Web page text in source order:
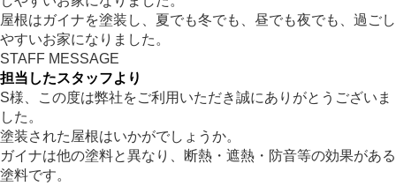
屋根はガイナを塗装し、夏でも冬でも、昼でも夜でも、過ごし
やすいお家になりました。
STAFF MESSAGE
担当したスタッフより
S様、この度は弊社をご利用いただき誠にありがとうございま
した。
塗装された屋根はいかがでしょうか。
ガイナは他の塗料と異なり、断熱・遮熱・防音等の効果がある
塗料です。